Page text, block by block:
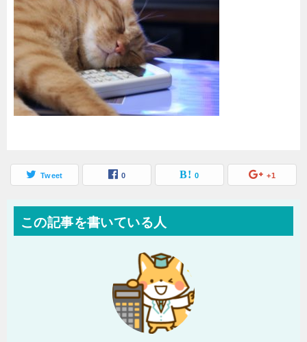
Tweet 0 0 +1
この記事を書いている人